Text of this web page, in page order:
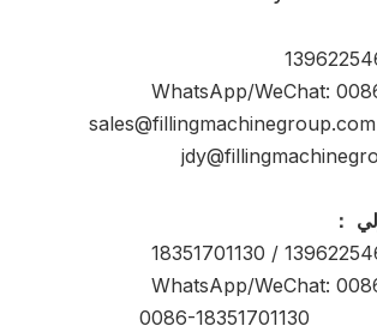
WhatsApp/WeChat:
sales@fillingmachinegroup.com
：
WhatsApp/WeChat: